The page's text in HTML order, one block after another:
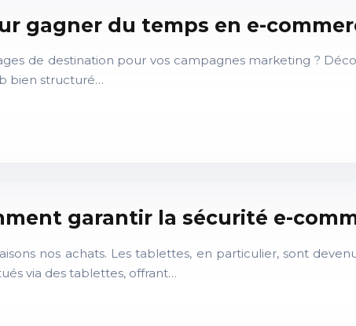
gagner du temps en e-
de destination pour vos campagnes marketing ?
bien structuré…
garantir la sécurité e-
nos achats. Les tablettes, en particulier, sont
via des tablettes, offrant…